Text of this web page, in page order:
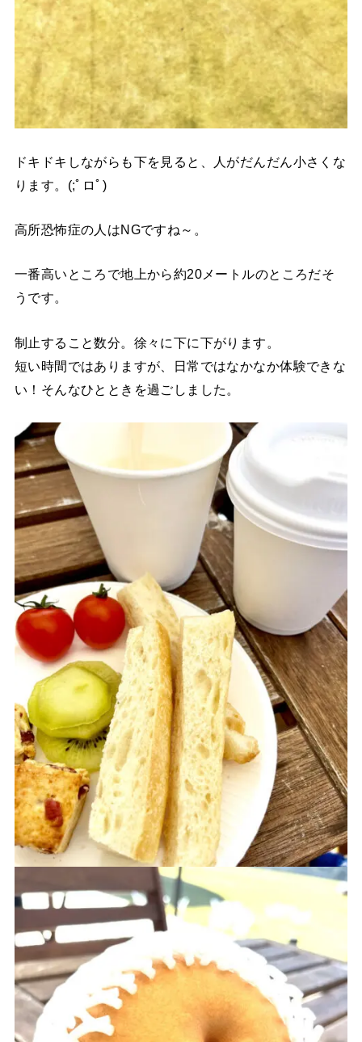
ドキドキしながらも下を見ると、人がだんだん小さくな
ります。(;ﾟロﾟ)
高所恐怖症の人はNGですね～。
一番高いところで地上から約20メートルのところだそ
うです。
制止すること数分。徐々に下に下がります。
短い時間ではありますが、日常ではなかなか体験できな
い！そんなひとときを過ごしました。